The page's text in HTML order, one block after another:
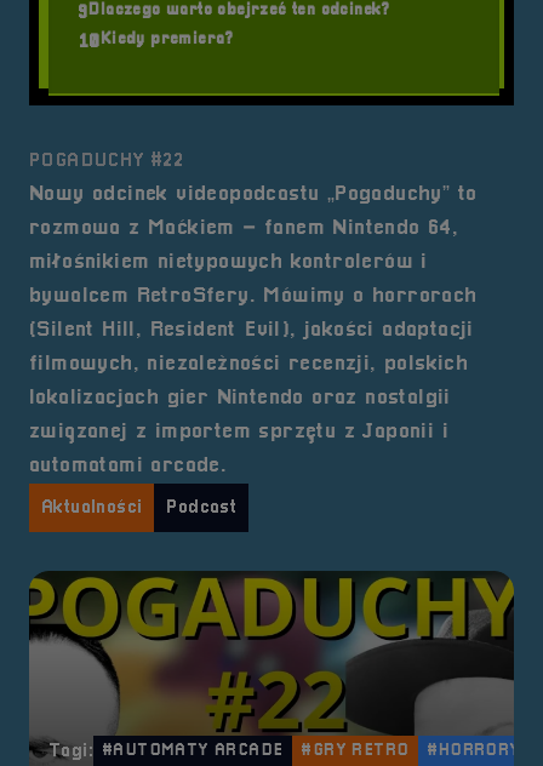
POGADUCHY #22
Nowy odcinek videopodcastu „Pogaduchy” to
rozmowa z Maćkiem – fanem Nintendo 64,
miłośnikiem nietypowych kontrolerów i
bywalcem RetroSfery. Mówimy o horrorach
(Silent Hill, Resident Evil), jakości adaptacji
filmowych, niezależności recenzji, polskich
lokalizacjach gier Nintendo oraz nostalgii
związanej z importem sprzętu z Japonii i
automatami arcade.
Aktualności Podcast
Tagi: #AUTOMATY ARCADE #GRY RETRO
#HORRORY
9Dlaczego warto obejrzeć ten odcinek?
10Kiedy premiera?